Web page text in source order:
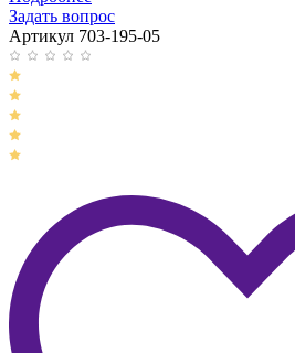
Задать вопрос
Артикул 703-195-05